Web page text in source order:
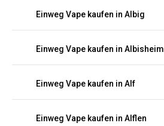
Einweg Vape kaufen in Albig
Einweg Vape kaufen in Albisheim
Einweg Vape kaufen in Alf
Einweg Vape kaufen in Alflen